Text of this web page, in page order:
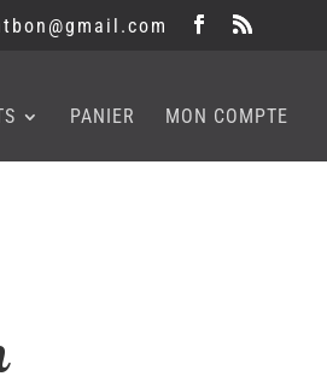
PANIER MON COMPTE